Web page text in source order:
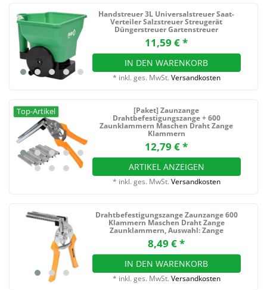
Handstreuer 3L Universalstreuer Saat-
Verteiler Salzstreuer Streugerät
Düngerstreuer Gartenstreuer
11,59 € *
IN DEN WARENKORB
* inkl. ges. MwSt. Versandkosten
Top-Artikel [Paket] Zaunzange
Drahtbefestigungszange + 600
Zaunklammern Maschen Draht Zange
Klammern
12,79 € *
ARTIKEL ANZEIGEN
* inkl. ges. MwSt. Versandkosten
Drahtbefestigungszange Zaunzange 600
Klammern Maschen Draht Zange
Zaunklammern, Auswahl: Zange
8,49 € *
IN DEN WARENKORB
* inkl. ges. MwSt. Versandkosten